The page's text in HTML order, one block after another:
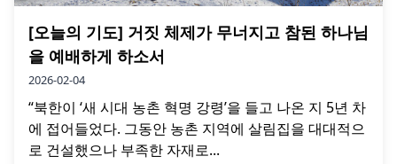
[오늘의 기도] 거짓 체제가 무너지고 참된 하나님
을 예배하게 하소서
2026-02-04
“북한이 ‘새 시대 농촌 혁명 강령’을 들고 나온 지 5년 차
에 접어들었다. 그동안 농촌 지역에 살림집을 대대적으
로 건설했으나 부족한 자재로...